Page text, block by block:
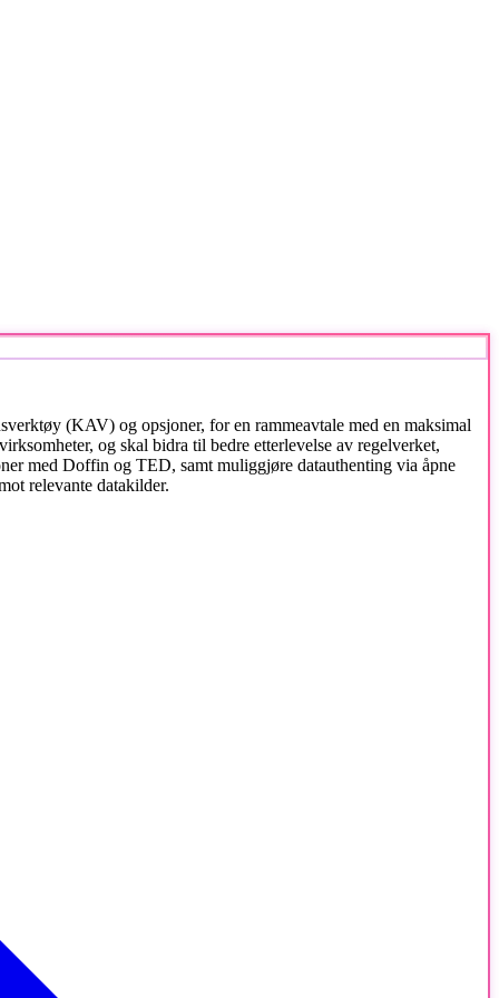
(KAV) og opsjoner, for en rammeavtale med en maksimal
og skal bidra til bedre etterlevelse av regelverket,
med Doffin og TED, samt muliggjøre datauthenting via åpne
relevante datakilder.